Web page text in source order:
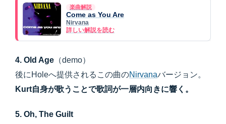
楽曲解説
Come as You Are
Nirvana
詳しい解説を読む
4. Old Age （demo）
後にHoleへ提供されるこの曲のNirvanaバージョン。
Kurt自身が歌うことで歌詞が一層内向きに響く。
5. Oh, The Guilt